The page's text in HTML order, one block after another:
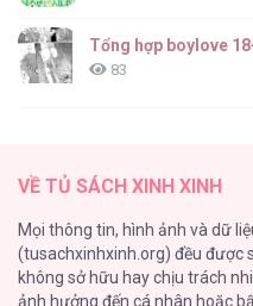
Tổng hợp boylove
83
82
TUYỂN TẬP
VỀ TỦ SÁCH XINH XINH
Mọi thông tin, hình ảnh và dữ
(tusachxinhxinh.org) đều được
không sở hữu hay chịu trách
ảnh hưởng đến cá nhân hoặc